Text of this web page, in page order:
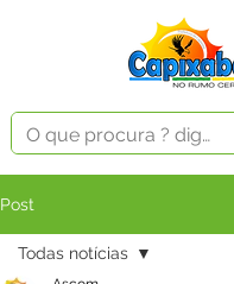
Post
Todas notícias